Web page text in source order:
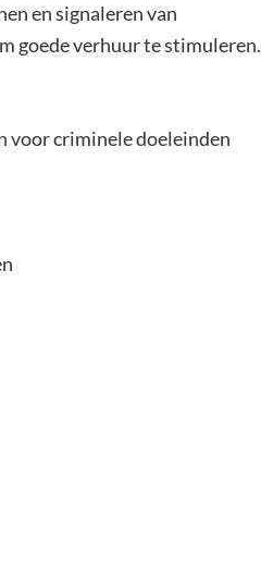
en signaleren van
goede verhuur te stimuleren.
voor criminele doeleinden